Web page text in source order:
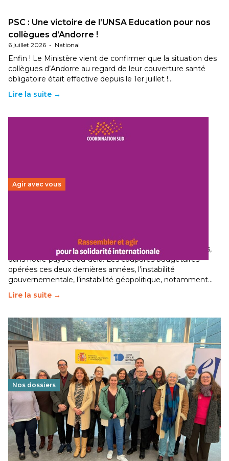
PSC : Une victoire de l’UNSA Education pour nos
collègues d’Andorre !
6 juillet 2026 - National
Enfin ! Le Ministère vient de confirmer que la situation des
collègues d’Andorre au regard de leur couverture santé
obligatoire était effective depuis le 1er juillet !…
Lire la suite →
Agir avec vous
Le secteur humanitaire connaît des difficultés profondes,
dans notre pays et au-delà. Les coupures budgétaires
opérées ces deux dernières années, l’instabilité
gouvernementale, l’instabilité géopolitique, notamment…
Lire la suite →
Nos dossiers
Éducation au vivre-ensemble : un échange croisé
franco-espagnol pour changer d’approche
29 juin 2026-National
Cette année, l'UNSA Éducation a mené un projet Erasmus